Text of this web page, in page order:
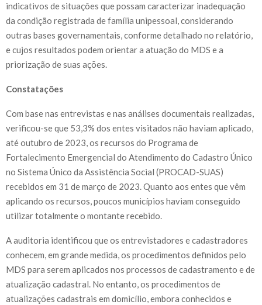
indicativos de situações que possam caracterizar inadequação
da condição registrada de família unipessoal, considerando
outras bases governamentais, conforme detalhado no relatório,
e cujos resultados podem orientar a atuação do MDS e a
priorização de suas ações.
Constatações
Com base nas entrevistas e nas análises documentais realizadas,
verificou-se que 53,3% dos entes visitados não haviam aplicado,
até outubro de 2023, os recursos do Programa de
Fortalecimento Emergencial do Atendimento do Cadastro Único
no Sistema Único da Assistência Social (PROCAD­-SUAS)
recebidos em 31 de março de 2023. Quanto aos entes que vêm
aplicando os recursos, poucos municípios haviam conseguido
utilizar totalmente o montante recebido.
A auditoria identificou que os entrevistadores e cadastradores
conhecem, em grande medida, os procedimentos definidos pelo
MDS para serem aplicados nos pro­cessos de cadastramento e de
atualização cadastral. No entanto, os procedimentos de
atualizações cadastrais em domicílio, embora conhecidos e